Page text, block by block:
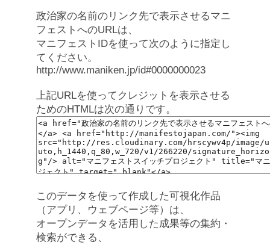
政治家の名前のリンク先で表示させるマニ
フェストへのURLは、
マニフェストIDを使って次のように指定し
てください。
http://www.maniken.jp/id#0000000023
上記URLを使ってクレジットを表示させる
ためのHTMLは次の通りです。
このデータを使って作成した可視化作品
（アプリ、ウェブページ等）は、
オープンデータを活用した成果等の集約・
検索ができる、